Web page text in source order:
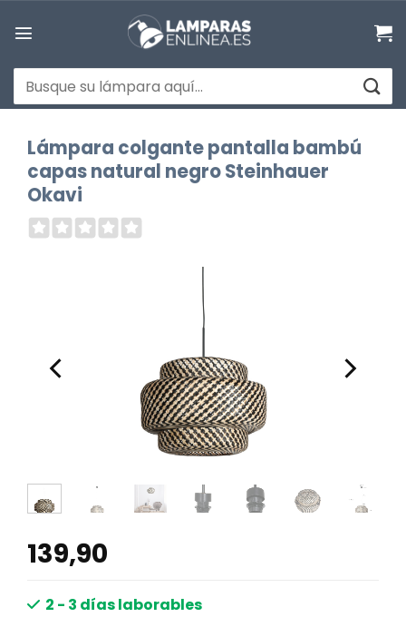
Buscar
por:
Lámpara colgante pantalla bambú
capas natural negro Steinhauer
Okavi
139,90
2 - 3 días laborables